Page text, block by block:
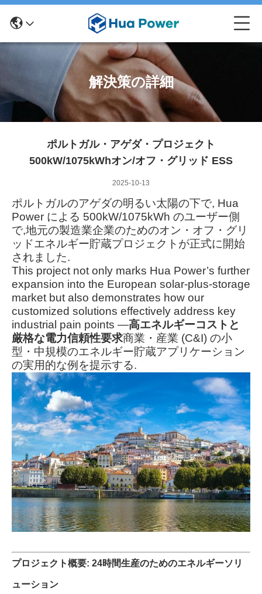
解決策の詳細
ポルトガル・アゲダ・プロジェクト
500kW/1075kWhオン/オフ・グリッド ESS
2025-10-13
ポルトガルのアゲダの明るい太陽の下で, Hua
Power による 500kW/1075kWh のユーザー側
で,地元の製造業企業のためのオン・オフ・グリ
ッドエネルギー貯蔵プロジェクトが正式に開始
されました.
This project not only marks Hua Power’s further
expansion into the European solar-plus-storage
market but also demonstrates how our
customized solutions effectively address key
industrial pain points —高エネルギーコストと
厳格な電力信頼性要求商業・産業 (C&I) の小
型・中規模のエネルギー貯蔵アプリケーション
の実用的な例を提示する.
プロジェクト概要: 24時間生産のためのエネルギーソリ
ューション